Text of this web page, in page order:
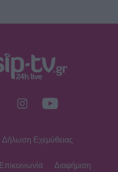
Δήλωση Εχεμύθειας
Επικοινωνία Διαφήμιση